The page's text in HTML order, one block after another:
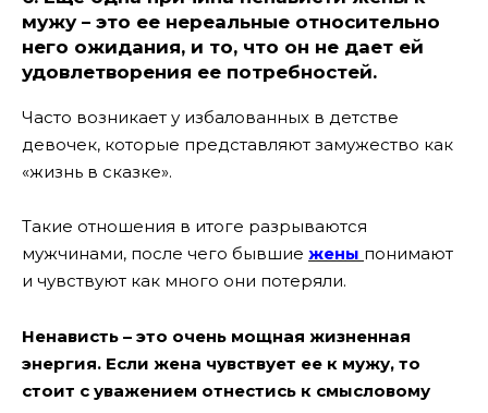
мужу – это ее нереальные относительно
него ожидания, и то, что он не дает ей
удовлетворения ее потребностей.
Часто возникает у избалованных в детстве
девочек, которые представляют замужество как
«жизнь в сказке».
Такие отношения в итоге разрываются
мужчинами, после чего бывшие жены понимают
и чувствуют как много они потеряли.
Ненависть – это очень мощная жизненная
энергия. Если жена чувствует ее к мужу, то
стоит с уважением отнестись к смысловому